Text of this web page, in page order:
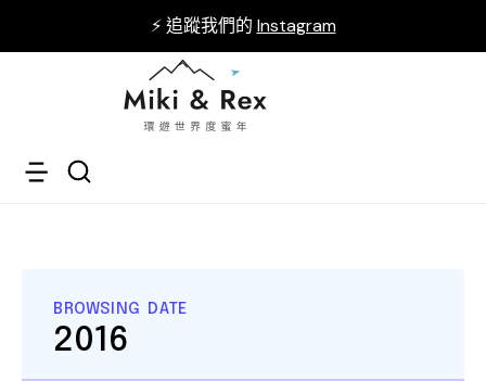
⚡ 追蹤我們的 Instagram
BROWSING DATE
2016